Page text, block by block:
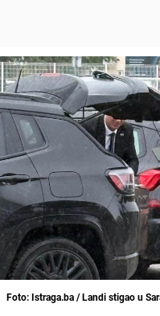
Foto: Istraga.ba / Landi stigao u